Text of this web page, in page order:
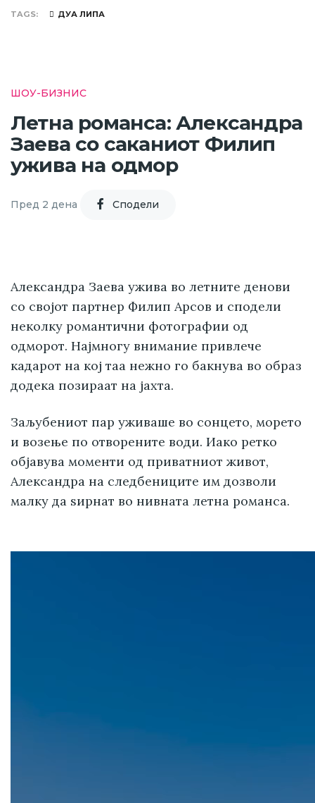
TAGS ДУА ЛИПА
ШОУ-БИЗНИС
Летна романса: Александра
Заева со саканиот Филип
ужива на одмор
Пред 2 дена Cподели
Александра Заева ужива во летните денови
со својот партнер Филип Арсов и сподели
неколку романтични фотографии од
одморот. Најмногу внимание привлече
кадарот на кој таа нежно го бакнува во образ
додека позираат на јахта.
Заљубениот пар уживаше во сонцето, морето
и возење по отворените води. Иако ретко
објавува моменти од приватниот живот,
Александра на следбениците им дозволи
малку да ѕирнат во нивната летна романса.